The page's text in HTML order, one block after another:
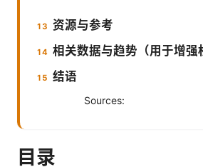
资源与参考
相关数据与趋势（用于增强
结语
Sources:
目录